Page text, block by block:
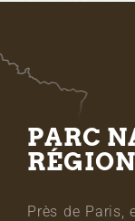
PARC
Près de Paris,